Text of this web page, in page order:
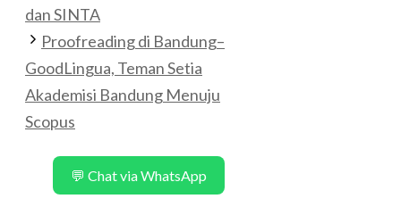
dan SINTA
Proofreading di Bandung–
GoodLingua, Teman Setia
Akademisi Bandung Menuju
Scopus
💬 Chat via WhatsApp